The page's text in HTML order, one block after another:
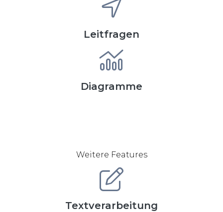
Leitfragen
Diagramme
Weitere Features
Textverarbeitung